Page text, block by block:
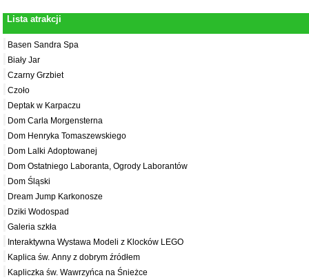
Lista atrakcji
Basen Sandra Spa
Biały Jar
Czarny Grzbiet
Czoło
Deptak w Karpaczu
Dom Carla Morgensterna
Dom Henryka Tomaszewskiego
Dom Lalki Adoptowanej
Dom Ostatniego Laboranta, Ogrody Laborantów
Dom Śląski
Dream Jump Karkonosze
Dziki Wodospad
Galeria szkła
Interaktywna Wystawa Modeli z Klocków LEGO
Kaplica św. Anny z dobrym źródłem
Kapliczka św. Wawrzyńca na Śnieżce